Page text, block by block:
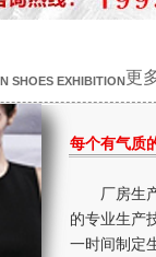
更
SHOES EXHIBITION
每个有气质
厂房生
的专业生产
一时间制定